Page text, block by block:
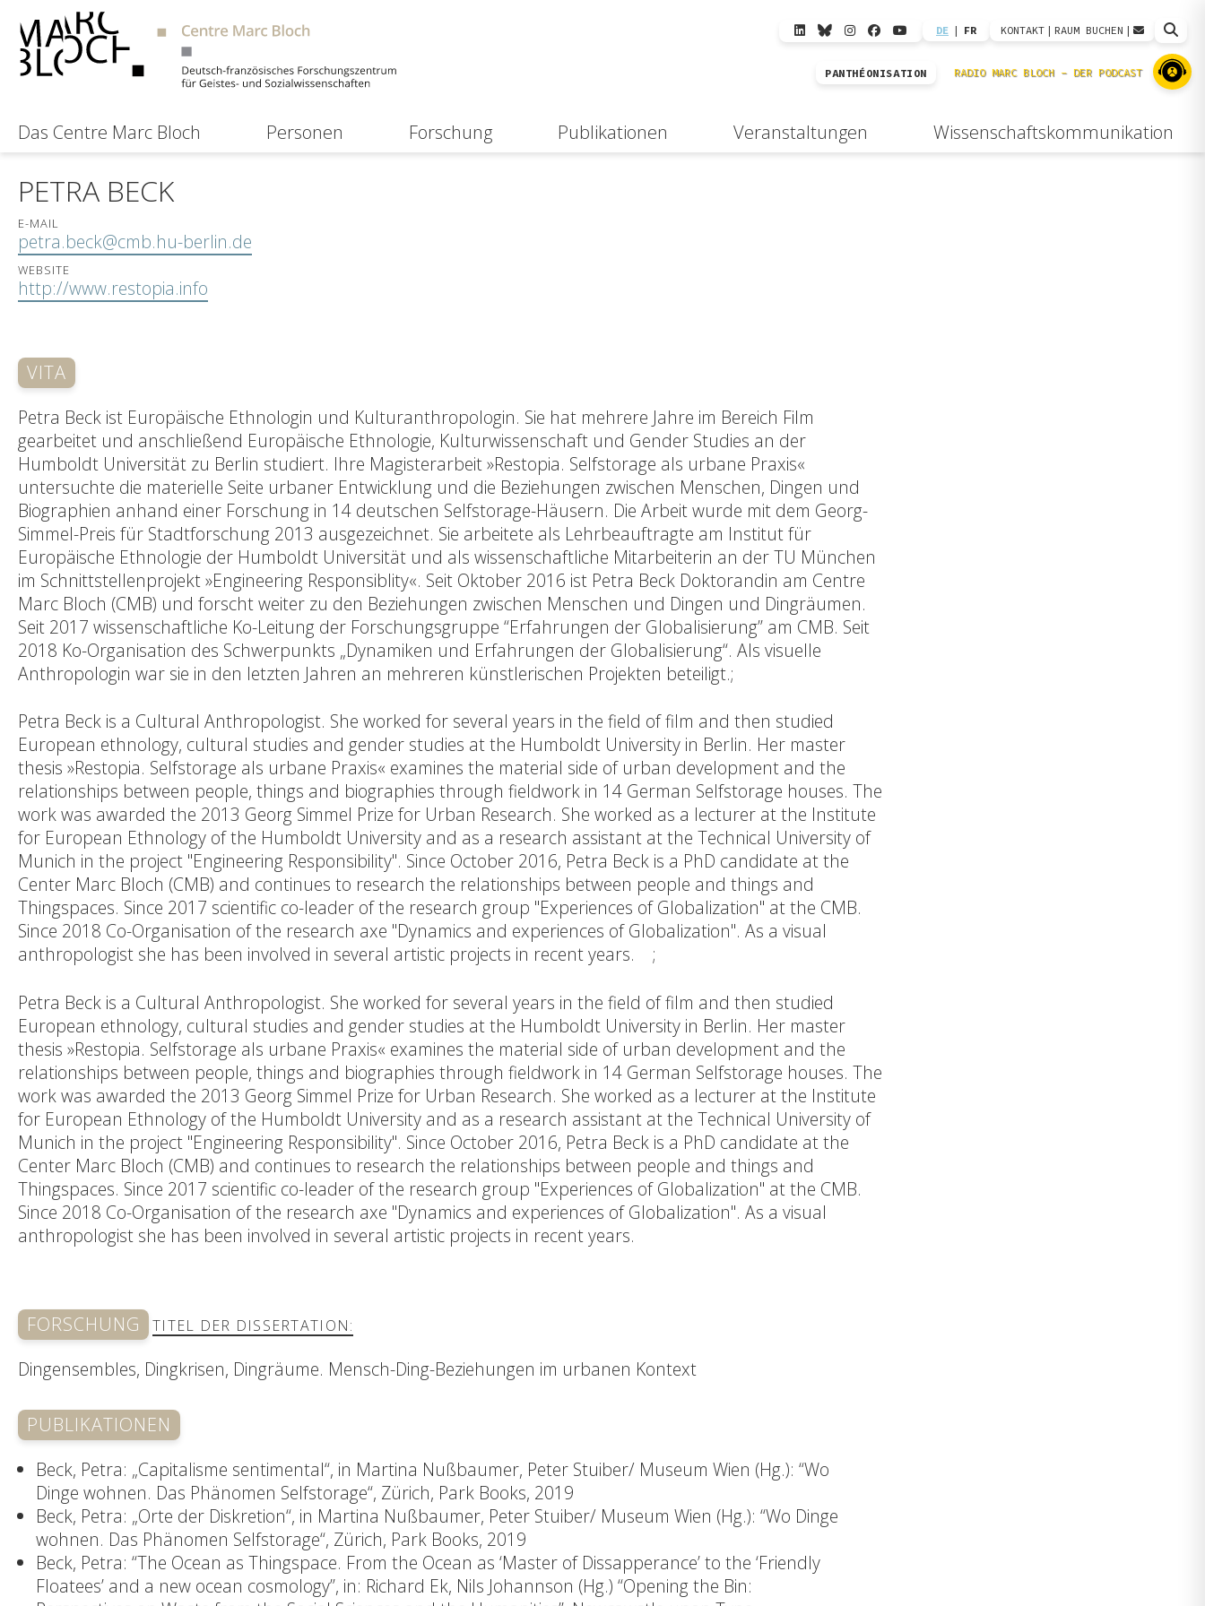
DE | FR KONTAKT | RAUM BUCHEN |
PANTHÉONISATION
Das Centre Marc Bloch Personen Forschung Publikationen Veranstaltungen Wissenschaftskommunikation
PETRA BECK
E-MAIL
petra.beck@cmb.hu-berlin.de
WEBSITE
http://www.restopia.info
VITA
Petra Beck ist Europäische Ethnologin und Kulturanthropologin. Sie hat mehrere Jahre im Bereich Film
gearbeitet und anschließend Europäische Ethnologie, Kulturwissenschaft und Gender Studies an der
Humboldt Universität zu Berlin studiert. Ihre Magisterarbeit »Restopia. Selfstorage als urbane Praxis«
untersuchte die materielle Seite urbaner Entwicklung und die Beziehungen zwischen Menschen, Dingen und
Biographien anhand einer Forschung in 14 deutschen Selfstorage-Häusern. Die Arbeit wurde mit dem Georg-
Simmel-Preis für Stadtforschung 2013 ausgezeichnet. Sie arbeitete als Lehrbeauftragte am Institut für
Europäische Ethnologie der Humboldt Universität und als wissenschaftliche Mitarbeiterin an der TU München
im Schnittstellenprojekt »Engineering Responsiblity«. Seit Oktober 2016 ist Petra Beck Doktorandin am Centre
Marc Bloch (CMB) und forscht weiter zu den Beziehungen zwischen Menschen und Dingen und Dingräumen.
Seit 2017 wissenschaftliche Ko-Leitung der Forschungsgruppe “Erfahrungen der Globalisierung” am CMB. Seit
2018 Ko-Organisation des Schwerpunkts „Dynamiken und Erfahrungen der Globalisierung“. Als visuelle
Anthropologin war sie in den letzten Jahren an mehreren künstlerischen Projekten beteiligt.;
Petra Beck is a Cultural Anthropologist. She worked for several years in the field of film and then studied
European ethnology, cultural studies and gender studies at the Humboldt University in Berlin. Her master
thesis »Restopia. Selfstorage als urbane Praxis« examines the material side of urban development and the
relationships between people, things and biographies through fieldwork in 14 German Selfstorage houses. The
work was awarded the 2013 Georg Simmel Prize for Urban Research. She worked as a lecturer at the Institute
for European Ethnology of the Humboldt University and as a research assistant at the Technical University of
Munich in the project "Engineering Responsibility". Since October 2016, Petra Beck is a PhD candidate at the
Center Marc Bloch (CMB) and continues to research the relationships between people and things and
Thingspaces. Since 2017 scientific co-leader of the research group "Experiences of Globalization" at the CMB.
Since 2018 Co-Organisation of the research axe "Dynamics and experiences of Globalization". As a visual
anthropologist she has been involved in several artistic projects in recent years. ;
Petra Beck is a Cultural Anthropologist. She worked for several years in the field of film and then studied
European ethnology, cultural studies and gender studies at the Humboldt University in Berlin. Her master
thesis »Restopia. Selfstorage als urbane Praxis« examines the material side of urban development and the
relationships between people, things and biographies through fieldwork in 14 German Selfstorage houses. The
work was awarded the 2013 Georg Simmel Prize for Urban Research. She worked as a lecturer at the Institute
for European Ethnology of the Humboldt University and as a research assistant at the Technical University of
Munich in the project "Engineering Responsibility". Since October 2016, Petra Beck is a PhD candidate at the
Center Marc Bloch (CMB) and continues to research the relationships between people and things and
Thingspaces. Since 2017 scientific co-leader of the research group "Experiences of Globalization" at the CMB.
Since 2018 Co-Organisation of the research axe "Dynamics and experiences of Globalization". As a visual
anthropologist she has been involved in several artistic projects in recent years.
FORSCHUNG TITEL DER DISSERTATION:
Dingensembles, Dingkrisen, Dingräume. Mensch-Ding-Beziehungen im urbanen Kontext
PUBLIKATIONEN
Beck, Petra: „Capitalisme sentimental“, in Martina Nußbaumer, Peter Stuiber/ Museum Wien (Hg.): “Wo
Dinge wohnen. Das Phänomen Selfstorage“, Zürich, Park Books, 2019
Beck, Petra: „Orte der Diskretion“, in Martina Nußbaumer, Peter Stuiber/ Museum Wien (Hg.): “Wo Dinge
wohnen. Das Phänomen Selfstorage“, Zürich, Park Books, 2019
Beck, Petra: “The Ocean as Thingspace. From the Ocean as ‘Master of Dissapperance’ to the ‘Friendly
Floatees’ and a new ocean cosmology”, in: Richard Ek, Nils Johannson (Hg.) “Opening the Bin: